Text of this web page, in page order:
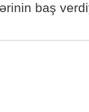
baş